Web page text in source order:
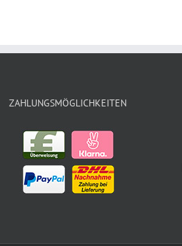
ZAHLUNGSMÖGLICHKEITEN